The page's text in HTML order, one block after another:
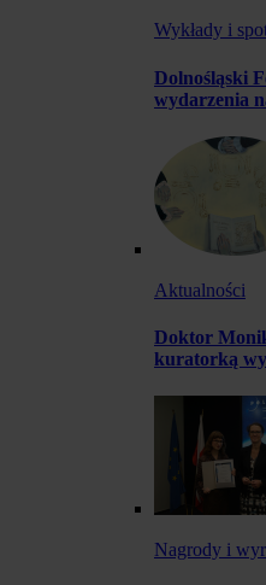
Wykłady i
Dolnośląski
wydarzenia
Aktualności
Doktor
kuratorką
Nagrody i